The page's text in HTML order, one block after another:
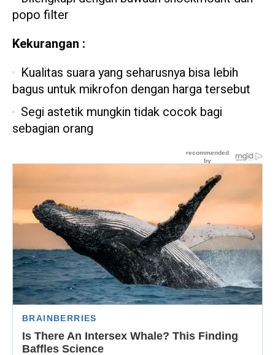
popo filter
Kekurangan :
Kualitas suara yang seharusnya bisa lebih
bagus untuk mikrofon dengan harga tersebut
Segi astetik mungkin tidak cocok bagi
sebagian orang